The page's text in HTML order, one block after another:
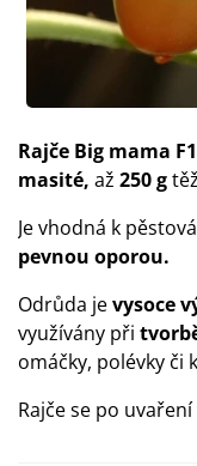
Rajče Big mama F1
masité, až 250 g
Je vhodná k
pevnou oporou.
Odrůda jevysoce
využívány při
omáčky, polévky či
Rajče se po uvaření